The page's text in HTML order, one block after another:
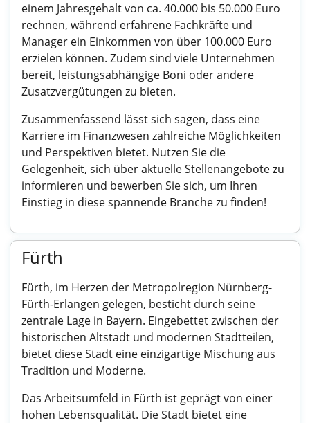
einem Jahresgehalt von ca. 40.000 bis 50.000 Euro
rechnen, während erfahrene Fachkräfte und
Manager ein Einkommen von über 100.000 Euro
erzielen können. Zudem sind viele Unternehmen
bereit, leistungsabhängige Boni oder andere
Zusatzvergütungen zu bieten.
Zusammenfassend lässt sich sagen, dass eine
Karriere im Finanzwesen zahlreiche Möglichkeiten
und Perspektiven bietet. Nutzen Sie die
Gelegenheit, sich über aktuelle Stellenangebote zu
informieren und bewerben Sie sich, um Ihren
Einstieg in diese spannende Branche zu finden!
Fürth
Fürth, im Herzen der Metropolregion Nürnberg-
Fürth-Erlangen gelegen, besticht durch seine
zentrale Lage in Bayern. Eingebettet zwischen der
historischen Altstadt und modernen Stadtteilen,
bietet diese Stadt eine einzigartige Mischung aus
Tradition und Moderne.
Das Arbeitsumfeld in Fürth ist geprägt von einer
hohen Lebensqualität. Die Stadt bietet eine